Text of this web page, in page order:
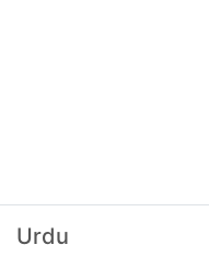
Urdu